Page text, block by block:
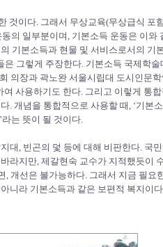
것이다. 그래서 무상교육(무상급식 포
의 일부분이며, 기본소득 운동은 이와
기본소득과 현물 및 서비스로서의 기
그렇게 주장한다. 기본소득 국제학술
의장과 곽노완 서울시립대 도시인문학
사용하기도 한다. 그리고 이렇게 통합
. 개념을 통합적으로 사용할 때, ‘기본소
는 뜻이 될 것이다.
대, 빈곤의 덫 등에 대해 비판한다. 국민
라지만, 제갈현숙 교수가 지적했듯이
개선은 불가능하다. 그래서 지금 필요
니라 기본소득과 같은 보편적 복지이다.